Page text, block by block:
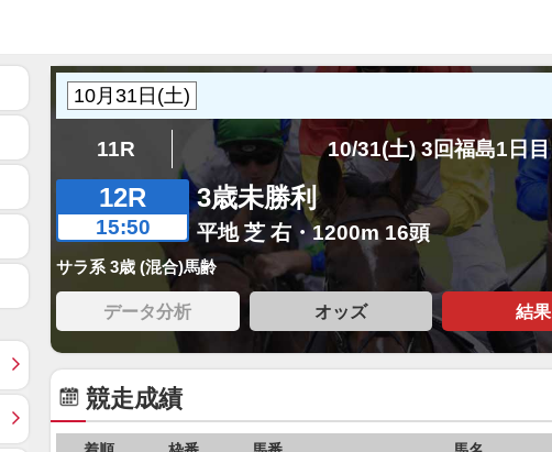
11R 10/31(土) 3回福島1日目
12R
15:50
3歳未勝利
平地 芝 右・1200m 16頭
サラ系 3歳 (混合)馬齢
データ分析 オッズ 結果
競走成績